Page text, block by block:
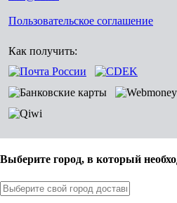
Пользовательское соглашение
Как получить:
Выберите город, в который